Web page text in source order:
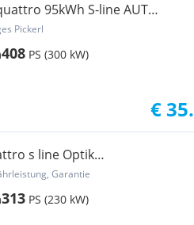
95kWh S-line AUT
Pickerl
408 PS (300 kW)
€
s line Optik
Garantie
313 PS (230 kW)